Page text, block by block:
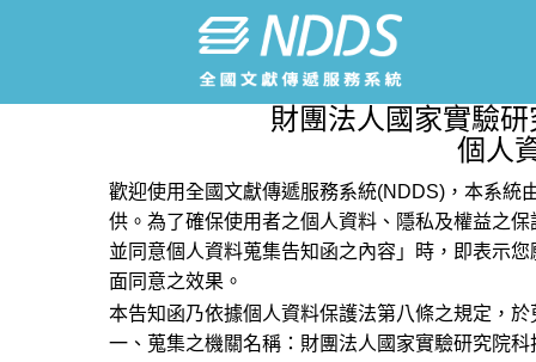
財團法人國家實驗
個人
歡迎使用全國文獻傳遞服務系統(NDDS)，本系統
供。為了確保使用者之個人資料、隱私及權益之
並同意個人資料蒐集告知函之內容」時，即表示
面同意之效果。
本告知函乃依據個人資料保護法第八條之規定，
一、蒐集之機關名稱：財團法人國家實驗研究院